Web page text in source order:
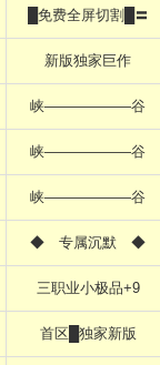
█免费全屏切割█〓
新版独家巨作
峡——————谷
峡——————谷
峡——————谷
◆ 专属沉默 ◆
三职业小极品+9
首区█独家新版